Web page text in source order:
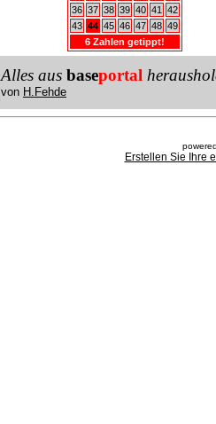
36 37 38 39 40 41
42
43 44 45 46 47 48 49
6 Zahlen getippt!
Alles aus baseportal
von H.Fehde
Erstellen Sie Ihre